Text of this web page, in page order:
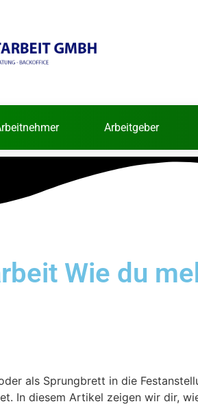
Arbeitgeber
Wie du
als Sprungbrett in die
In diesem Artikel zeigen wir dir,